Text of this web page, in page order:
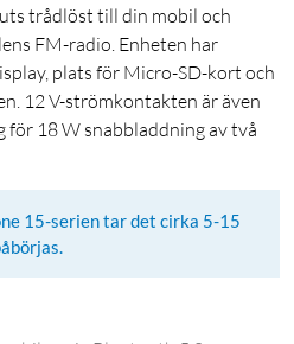
trådlöst till din mobil och
FM-radio. Enheten har
plats för Micro-SD-kort och
12 V-strömkontakten är även
18 W snabbladdning av två
15-serien tar det cirka 5-15